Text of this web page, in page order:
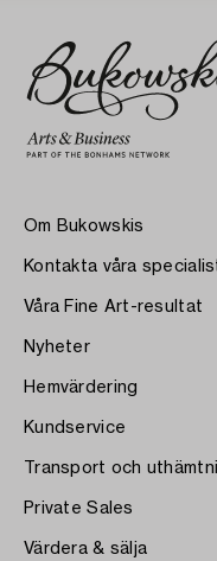
Om Bukowskis
Kontakta våra
Våra Fine Art-resultat
Nyheter
Hemvärdering
Kundservice
Transport och
Private Sales
Värdera & sälja